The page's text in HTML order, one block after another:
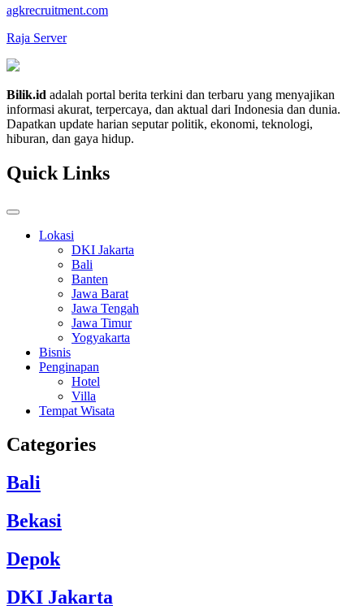
agkrecruitment.com
Raja Server
Bilik.id adalah portal berita terkini dan terbaru yang menyajikan
informasi akurat, terpercaya, dan aktual dari Indonesia dan dunia.
Dapatkan update harian seputar politik, ekonomi, teknologi,
hiburan, dan gaya hidup.
Quick Links
Lokasi
DKI Jakarta
Bali
Banten
Jawa Barat
Jawa Tengah
Jawa Timur
Yogyakarta
Bisnis
Penginapan
Hotel
Villa
Tempat Wisata
Categories
Bali
Bekasi
Depok
DKI Jakarta